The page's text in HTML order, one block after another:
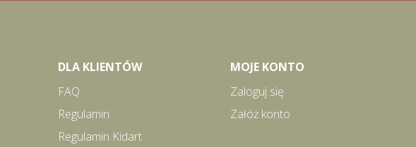
DLA KLIENTÓW
FAQ
Regulamin
Regulamin Kidart
MOJE KONTO
Zaloguj się
Załóż konto